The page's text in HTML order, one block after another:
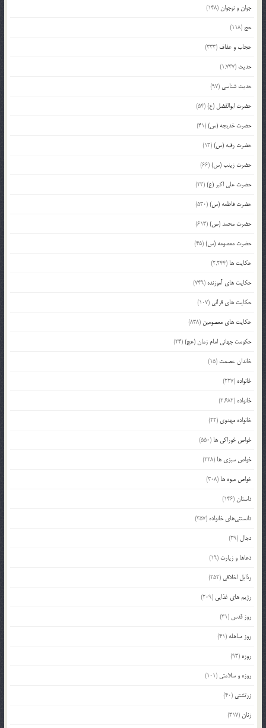
جوان و نوجوان(148)
حج (118)
حجاب و عفاف (333)
حدیث (1,737)
حدیث شناسی (97)
حضرت ابوالفضل (ع)(54)
حضرت خدیجه (س)(41)
حضرت رقیه (س)(13)
حضرت زینب (س)(66)
حضرت علی اکبر (ع)(23)
حضرت فاطمه (س)(530)
حضرت محمد (ص)(613)
حضرت معصومه (س)(45)
حکایت ها (2,244)
حکایت های آموزنده (749)
حکایت های قرآنی (107)
حکایت های معصومین (838)
حکومت جهانی امام زمان (عج)(24)
خاندان عصمت (15)
خانواده (227)
خانواده (2,682)
خانواده مهدوی (22)
خواص خوراکی ها (550)
خواص سبزی ها (228)
خواص میوه ها (308)
داستان(146)
دانستنی‌های خانواده (357)
دجال (29)
دعاها و زیارت (19)
رذایل اخلاقی (252)
رژیم های غذایی (209)
روز قدس (31)
روز مباهله (41)
روزه (93)
روزه و سلامتی (101)
زرتشتی (40)
زنان(317)